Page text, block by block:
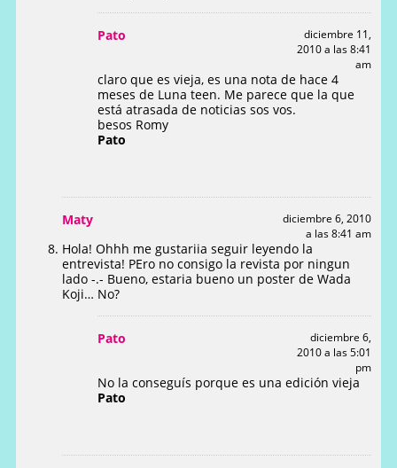
Pato
diciembre 11,
2010 a las 8:41
am
claro que es vieja, es una nota de hace 4
meses de Luna teen. Me parece que la que
está atrasada de noticias sos vos.
besos Romy
Pato
Maty
diciembre 6, 2010
a las 8:41 am
Hola! Ohhh me gustariia seguir leyendo la
entrevista! PEro no consigo la revista por ningun
lado -.- Bueno, estaria bueno un poster de Wada
Koji… No?
Pato
diciembre 6,
2010 a las 5:01
pm
No la conseguís porque es una edición vieja
Pato